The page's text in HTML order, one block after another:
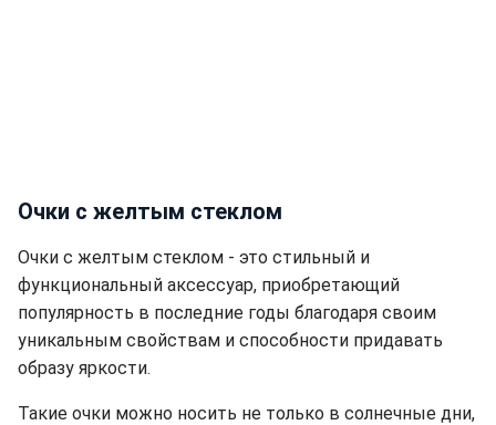
Очки с желтым стеклом
Очки с желтым стеклом - это стильный и
функциональный аксессуар, приобретающий
популярность в последние годы благодаря своим
уникальным свойствам и способности придавать
образу яркости.
Такие очки можно носить не только в солнечные дни,